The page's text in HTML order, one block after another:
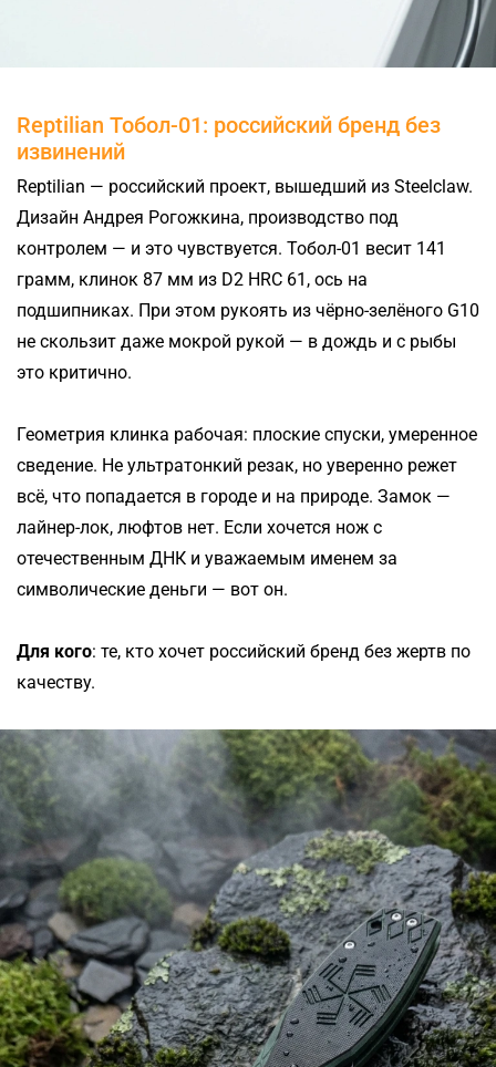
Reptilian Тобол-01: российский бренд без
извинений
Reptilian — российский проект, вышедший из Steelclaw.
Дизайн Андрея Рогожкина, производство под
контролем — и это чувствуется. Тобол-01 весит 141
грамм, клинок 87 мм из D2 HRC 61, ось на
подшипниках. При этом рукоять из чёрно-зелёного G10
не скользит даже мокрой рукой — в дождь и с рыбы
это критично.
Геометрия клинка рабочая: плоские спуски, умеренное
сведение. Не ультратонкий резак, но уверенно режет
всё, что попадается в городе и на природе. Замок —
лайнер-лок, люфтов нет. Если хочется нож с
отечественным ДНК и уважаемым именем за
символические деньги — вот он.
Для кого: те, кто хочет российский бренд без жертв по
качеству.